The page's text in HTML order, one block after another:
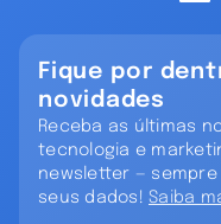
Fique por
novidades
Receba as últimas
tecnologia e
newsletter —
seus dados! Saiba